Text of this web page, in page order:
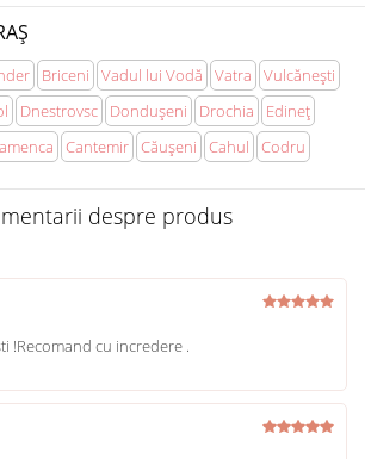
Briceni Vadul lui Vodă Vatra
Vulcăneşti
Dnestrovsc Donduşeni Drochia
Edineţ
Cantemir Căuşeni Cahul Codru
despre produs
!Recomand cu incredere .